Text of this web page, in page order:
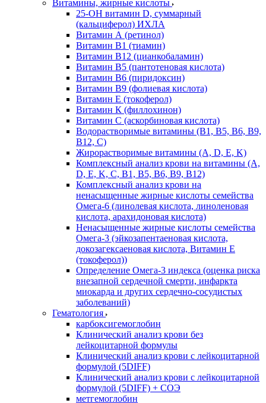
Витамины, жирные кислоты
25-OH витамин D, суммарный
(кальциферол) ИХЛА
Витамин А (ретинол)
Витамин В1 (тиамин)
Витамин В12 (цианкобаламин)
Витамин В5 (пантотеновая кислота)
Витамин В6 (пиридоксин)
Витамин В9 (фолиевая кислота)
Витамин Е (токоферол)
Витамин К (филлохинон)
Витамин С (аскорбиновая кислота)
Водорастворимые витамины (B1, B5, B6, В9,
В12, С)
Жирорастворимые витамины (A, D, E, K)
Комплексный анализ крови на витамины (A,
D, E, K, C, B1, B5, B6, В9, B12)
Комплексный анализ крови на
ненасыщенные жирные кислоты семейства
Омега-6 (линолевая кислота, линоленовая
кислота, арахидоновая кислота)
Ненасыщенные жирные кислоты семейства
Омега-3 (эйкозапентаеновая кислота,
докозагексаеновая кислота, Витамин E
(токоферол))
Определение Омега-3 индекса (оценка риска
внезапной сердечной смерти, инфаркта
миокарда и других сердечно-сосудистых
заболеваний)
Гематология
карбоксигемоглобин
Клинический анализ крови без
лейкоцитарной формулы
Клинический анализ крови с лейкоцитарной
формулой (5DIFF)
Клинический анализ крови с лейкоцитарной
формулой (5DIFF) + СОЭ
метгемоглобин